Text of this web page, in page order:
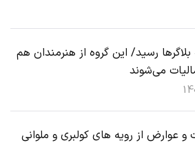
بلاگرها رسید/ این گروه از هنرمندان هم
می‌شوند
و عوارض از رویه های کولبری و ملوانی